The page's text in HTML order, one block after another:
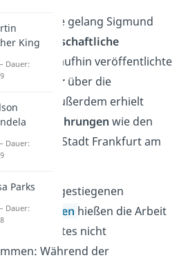
Theorie gelang Sigmund
derwissenschaftliche
. Daraufhin veröffentlichte
Bücher über die
Außerdem erhielt
namhafte Ehrungen wie den
Preis der Stadt Frankfurt am
die neu aufgestiegenen
hießen die Arbeit
Arztes nicht
Während der
King
Dauer:
Dauer:
Parks
Dauer: